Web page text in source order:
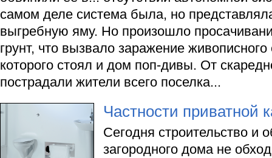
самом деле система была, но
выгребную яму. Но произошло
грунт, что вызвало заражение живописного
которого стоял и дом поп-дивы. От
пострадали жители всего поселка...
Частности приватной
Сегодня строительство и
загородного дома не